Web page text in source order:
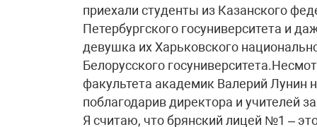
приехали студенты из Казанского
Петербургского госуниверситета и
девушка их Харьковского
Белорусского
факультета академик Валерий Лунин
поблагодарив директора и учителей
Я считаю, что брянский лицей №1 –